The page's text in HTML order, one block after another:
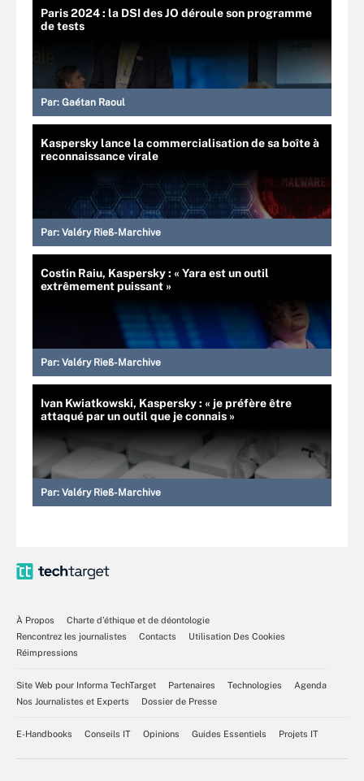
Paris 2024 : la DSI des JO déroule son programme
de tests
Par: Gaétan Raoul
Kaspersky lance la commercialisation de sa boîte à
reconnaissance virale
Par: Valéry Rieß-Marchive
Costin Raiu, Kaspersky : « Yara est un outil
extrêmement puissant »
Par: Valéry Rieß-Marchive
Ivan Kwiatkowski, Kaspersky : « je préfère être
attaqué par un outil que je connais »
Par: Valéry Rieß-Marchive
À Propos
Charte d’éthique et de déontologie
Rencontrez les journalistes
Contacts
Utilisation Des Cookies
Réimpressions
Site Web pour Informa TechTarget Partenaires Technologies
Agenda
Nos Journalistes et Experts
Dossier de Presse
E-Handbooks Conseils IT Opinions Guides Essentiels Projets IT